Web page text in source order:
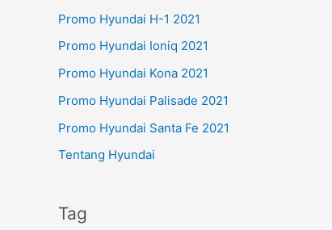
Promo Hyundai H-1 2021
Promo Hyundai Ioniq 2021
Promo Hyundai Kona 2021
Promo Hyundai Palisade 2021
Promo Hyundai Santa Fe 2021
Tentang Hyundai
Tag